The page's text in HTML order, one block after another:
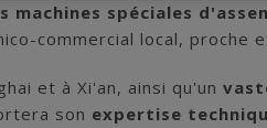
machines spéciales
commercial local, proche
et à Xi'an, ainsi qu'un
son expertise